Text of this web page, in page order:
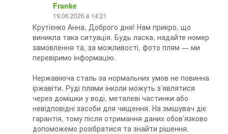
⁨Franke
19.06.2026 в 14:21
Крутієнко Анна, Доброго дня! Нам прикро, що
виникла така ситуація. Будь ласка, надайте номер
замовлення та, за можливості, фото плям — ми
перевіримо інформацію.
Нержавіюча сталь за нормальних умов не повинна
іржавіти. Руді плями інколи можуть з’являтися
через домішки у воді, металеві частинки або
невідповідні засоби для чищення. На змішувач діє
гарантія, тому після отримання даних обов’язково
допоможемо розібратися та знайти рішення.